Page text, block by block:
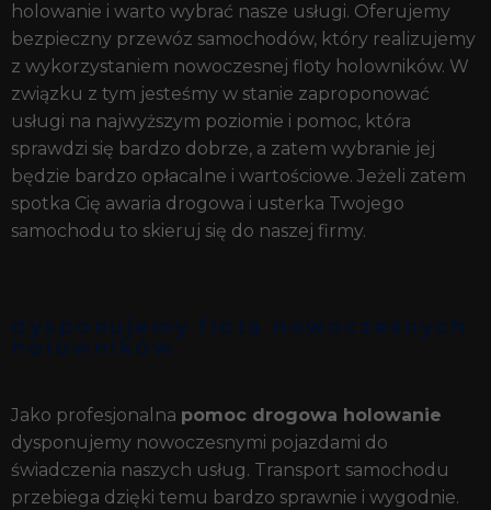
holowanie i warto wybrać nasze usługi. Oferujemy
bezpieczny przewóz samochodów, który realizujemy
z wykorzystaniem nowoczesnej floty holowników. W
związku z tym jesteśmy w stanie zaproponować
usługi na najwyższym poziomie i pomoc, która
sprawdzi się bardzo dobrze, a zatem wybranie jej
będzie bardzo opłacalne i wartościowe. Jeżeli zatem
spotka Cię awaria drogowa i usterka Twojego
samochodu to skieruj się do naszej firmy.
dysponujemy flotą nowoczesnych
holowników
Jako profesjonalna pomoc drogowa holowanie
dysponujemy nowoczesnymi pojazdami do
świadczenia naszych usług. Transport samochodu
przebiega dzięki temu bardzo sprawnie i wygodnie.